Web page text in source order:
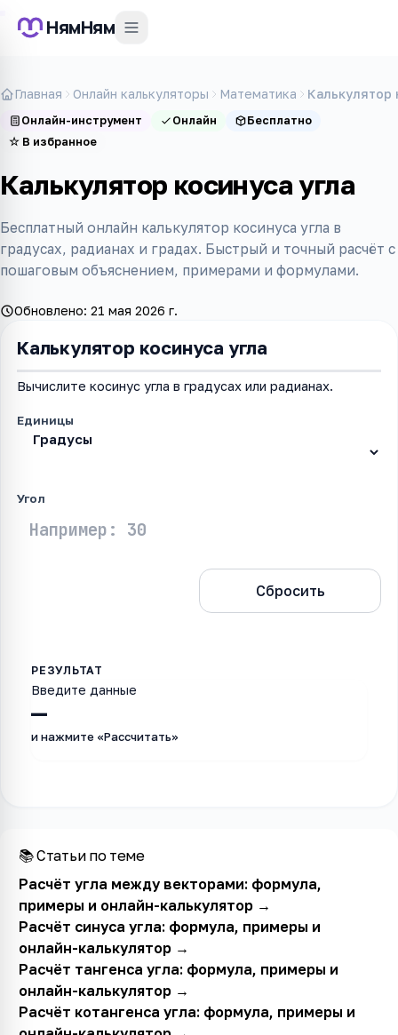
НямНям
Главная Онлайн калькуляторы Математика Калькулятор
Онлайн-инструмент Онлайн
Бесплатно
☆ В избранное
Калькулятор косинуса угла
Бесплатный онлайн калькулятор косинуса угла в
градусах, радианах и градах. Быстрый и точный расчёт с
пошаговым объяснением, примерами и формулами.
Обновлено: 21 мая 2026 г.
Калькулятор косинуса угла
Вычислите косинус угла в градусах или радианах.
Единицы
Угол
Сбросить
—
Введите данные
и нажмите «Рассчитать»
📚 Статьи по теме
Расчёт угла между векторами: формула,
примеры и онлайн-калькулятор→
Расчёт синуса угла: формула, примеры и
онлайн-калькулятор→
Расчёт тангенса угла: формула, примеры и
онлайн-калькулятор→
Расчёт котангенса угла: формула, примеры и